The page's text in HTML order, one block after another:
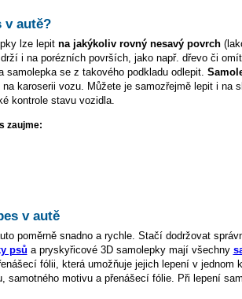
v autě?
lze lepit na jakýkoliv rovný nesavý povrch
i na porézních površích, jako např. dřevo či
samolepka se z takového podkladu odlepit.
karoserii vozu. Můžete je samozřejmě lepit i na
kontrole stavu vozidla.
zaujme:
v autě
poměrně snadno a rychle. Stačí dodržovat
psů a pryskyřicové 3D samolepky mají všechny
fólii, která umožňuje jejich lepení v jednom
samotného motivu a přenášecí fólie. Při lepení